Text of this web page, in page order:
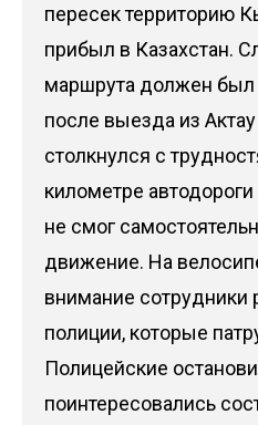
пересек территорию
прибыл в Казахстан.
маршрута должен был
после выезда из
столкнулся с
километре
не смог
движение. На
внимание сотрудники
полиции, которые
Полицейские
поинтересовались